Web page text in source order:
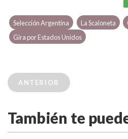
Selección Argentina La Scaloneta
Gira por Estados Unidos
ANTERIOR
También te